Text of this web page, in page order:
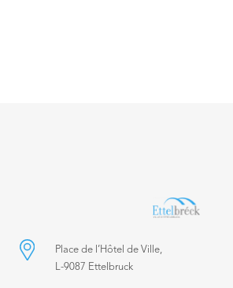
Place de l’Hôtel de Ville,
L-9087 Ettelbruck